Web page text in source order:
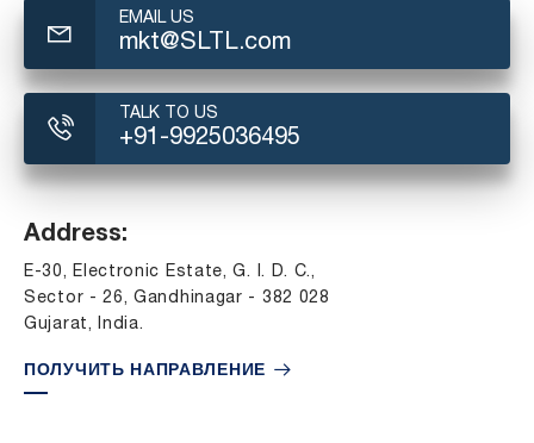
EMAIL US
mkt@SLTL.com
TALK TO US
+91-9925036495
Address:
E-30, Electronic Estate, G. I. D. C.,
Sector - 26, Gandhinagar - 382 028
Gujarat, India.
ПОЛУЧИТЬ НАПРАВЛЕНИЕ